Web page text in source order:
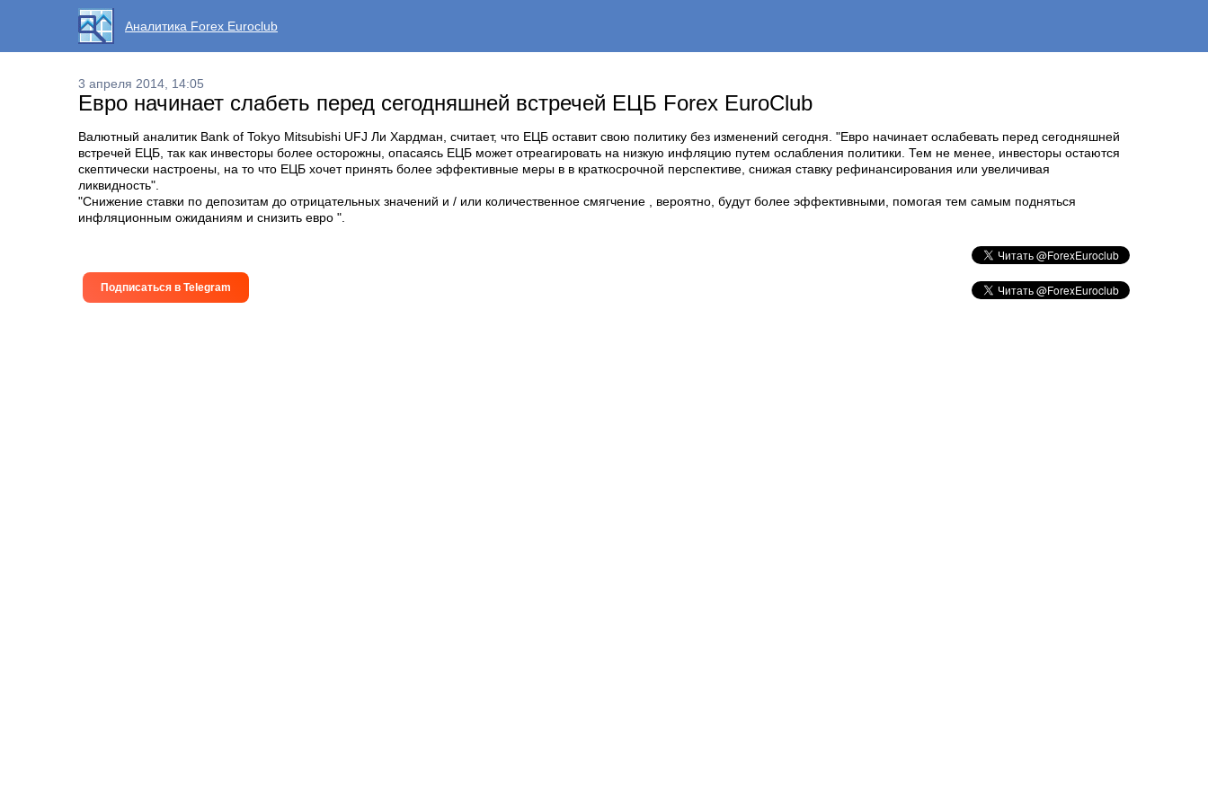
Аналитика Forex Euroclub
3 апреля 2014, 14:05
Евро начинает слабеть перед сегодняшней встречей ЕЦБ Forex EuroClub
Валютный аналитик Bank of Tokyo Mitsubishi UFJ Ли Хардман, считает, что ЕЦБ оставит свою политику без изменений сегодня. "Евро начинает ослабевать перед сегодняшней
встречей ЕЦБ, так как инвесторы более осторожны, опасаясь ЕЦБ может отреагировать на низкую инфляцию путем ослабления политики. Тем не менее, инвесторы остаются
скептически настроены, на то что ЕЦБ хочет принять более эффективные меры в в краткосрочной перспективе, снижая ставку рефинансирования или увеличивая
ликвидность".
"Снижение ставки по депозитам до отрицательных значений и / или количественное смягчение , вероятно, будут более эффективными, помогая тем самым подняться
инфляционным ожиданиям и снизить евро ".
Подписаться в Telegram